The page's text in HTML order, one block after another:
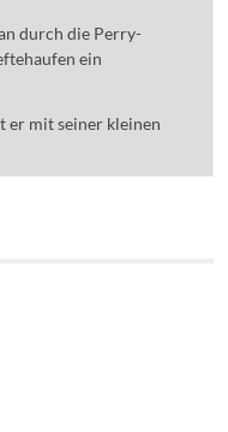
durch die Perry-
ein
er mit seiner kleinen